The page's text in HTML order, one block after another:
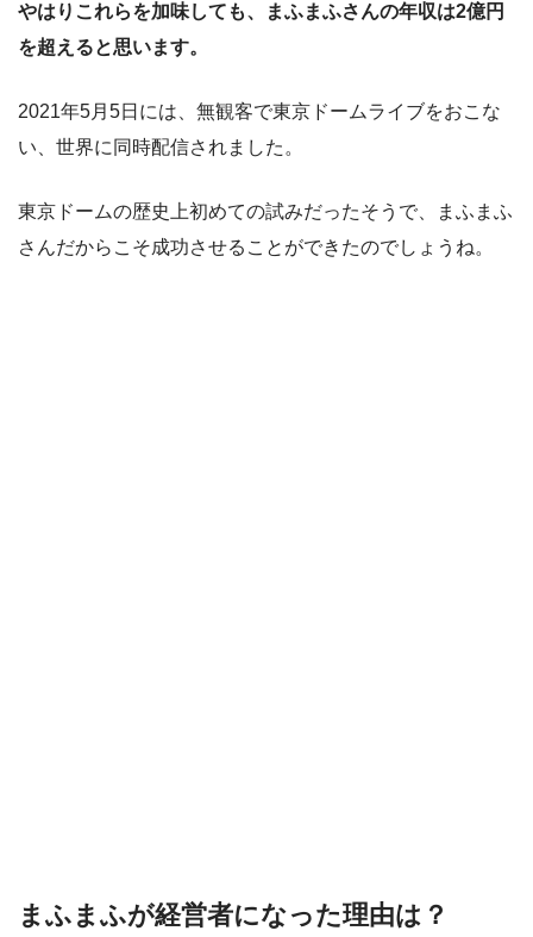
やはりこれらを加味しても、まふまふさんの年収は2億円
を超えると思います。
2021年5月5日には、無観客で東京ドームライブをおこな
い、世界に同時配信されました。
東京ドームの歴史上初めての試みだったそうで、まふまふ
さんだからこそ成功させることができたのでしょうね。
まふまふが経営者になった理由は？